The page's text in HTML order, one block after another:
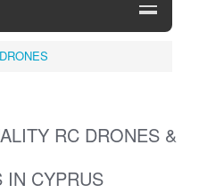
RC DRONES &
IN CYPRUS